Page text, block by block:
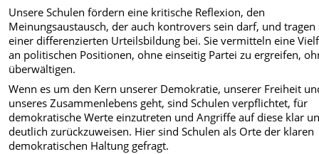
Unsere Schulen fördern eine kritische Reflexion, den
Meinungsaustausch, der auch kontrovers sein darf, und tragen
einer differenzierten Urteilsbildung bei. Sie vermitteln eine
an politischen Positionen, ohne einseitig Partei zu ergreifen,
überwältigen.
Wenn es um den Kern unserer Demokratie, unserer Freiheit
unseres Zusammenlebens geht, sind Schulen verpflichtet, für
demokratische Werte einzutreten und Angriffe auf diese klar
deutlich zurückzuweisen. Hier sind Schulen als Orte der klaren
demokratischen Haltung gefragt.